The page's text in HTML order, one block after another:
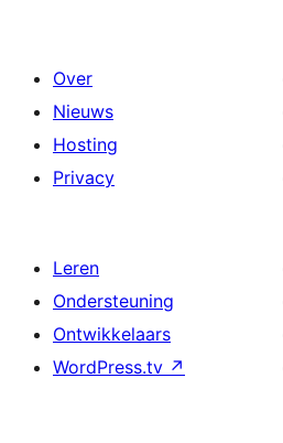
Over
Nieuws
Hosting
Privacy
Leren
Ondersteuning
Ontwikkelaars
WordPress.tv ↗